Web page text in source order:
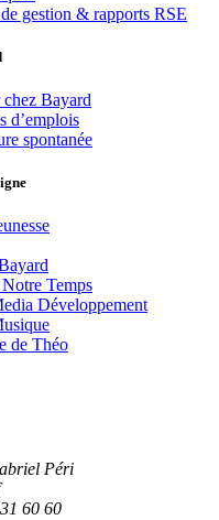
gestion & rapports RSE
Bayard
d’emplois
spontanée
Temps
Développement
de Théo
Péri
60 60